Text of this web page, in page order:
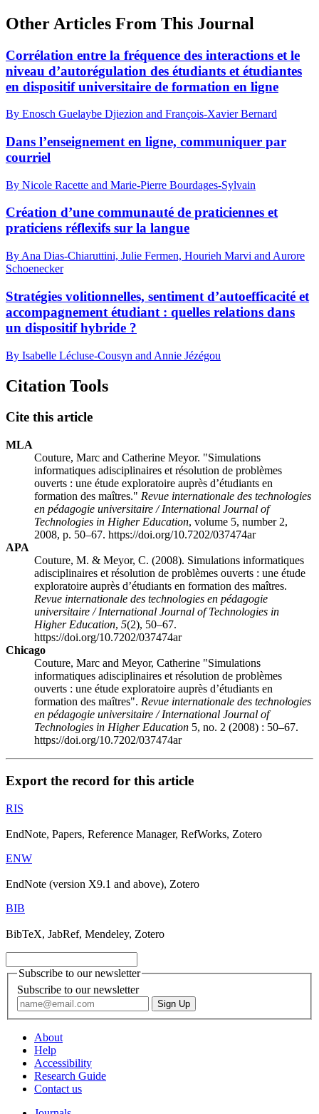
Other Articles From This Journal
Corrélation entre la fréquence des interactions et le
niveau d’autorégulation des étudiants et étudiantes
en dispositif universitaire de formation en ligne
By Enosch Guelaybe Djiezion and François-Xavier Bernard
Dans l’enseignement en ligne, communiquer par
courriel
By Nicole Racette and Marie-Pierre Bourdages-Sylvain
Création d’une communauté de praticiennes et
praticiens réflexifs sur la langue
By Ana Dias-Chiaruttini, Julie Fermen, Hourieh Marvi and Aurore
Schoenecker
Stratégies volitionnelles, sentiment d’autoefficacité et
accompagnement étudiant : quelles relations dans
un dispositif hybride ?
By Isabelle Lécluse-Cousyn and Annie Jézégou
Citation Tools
Cite this article
MLA
Couture, Marc and Catherine Meyor. "Simulations
informatiques adisciplinaires et résolution de problèmes
ouverts : une étude exploratoire auprès d’étudiants en
formation des maîtres." Revue internationale des technologies
en pédagogie universitaire / International Journal of
Technologies in Higher Education, volume 5, number 2,
2008, p. 50–67. https://doi.org/10.7202/037474ar
APA
Couture, M. & Meyor, C. (2008). Simulations informatiques
adisciplinaires et résolution de problèmes ouverts : une étude
exploratoire auprès d’étudiants en formation des maîtres.
Revue internationale des technologies en pédagogie
universitaire / International Journal of Technologies in
Higher Education, 5(2), 50–67.
https://doi.org/10.7202/037474ar
Chicago
Couture, Marc and Meyor, Catherine "Simulations
informatiques adisciplinaires et résolution de problèmes
ouverts : une étude exploratoire auprès d’étudiants en
formation des maîtres". Revue internationale des technologies
en pédagogie universitaire / International Journal of
Technologies in Higher Education 5, no. 2 (2008) : 50–67.
https://doi.org/10.7202/037474ar
Export the record for this article
RIS
EndNote, Papers, Reference Manager, RefWorks, Zotero
ENW
EndNote (version X9.1 and above), Zotero
BIB
BibTeX, JabRef, Mendeley, Zotero
Subscribe to our newsletter
Subscribe to our newsletter
About
Help
Accessibility
Research Guide
Contact us